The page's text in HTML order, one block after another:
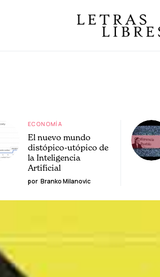
ECONOMÍA
El nuevo mundo
distópico-utópico de
la Inteligencia
Artificial
por Branko Milanovic